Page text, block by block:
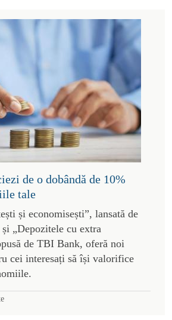
de o dobândă de 10%
tale
și economisești”, lansată de
„Depozitele cu extra
de TBI Bank, oferă noi
cei interesați să își valorifice